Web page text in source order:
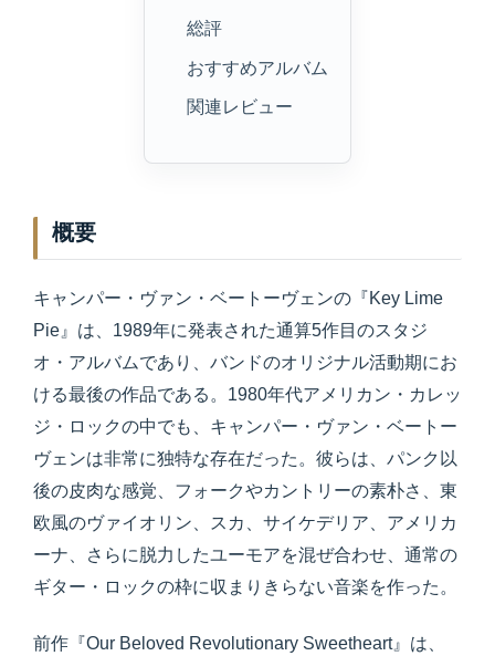
総評
おすすめアルバム
関連レビュー
概要
キャンパー・ヴァン・ベートーヴェンの『Key Lime
Pie』は、1989年に発表された通算5作目のスタジ
オ・アルバムであり、バンドのオリジナル活動期にお
ける最後の作品である。1980年代アメリカン・カレッ
ジ・ロックの中でも、キャンパー・ヴァン・ベートー
ヴェンは非常に独特な存在だった。彼らは、パンク以
後の皮肉な感覚、フォークやカントリーの素朴さ、東
欧風のヴァイオリン、スカ、サイケデリア、アメリカ
ーナ、さらに脱力したユーモアを混ぜ合わせ、通常の
ギター・ロックの枠に収まりきらない音楽を作った。
前作『Our Beloved Revolutionary Sweetheart』は、